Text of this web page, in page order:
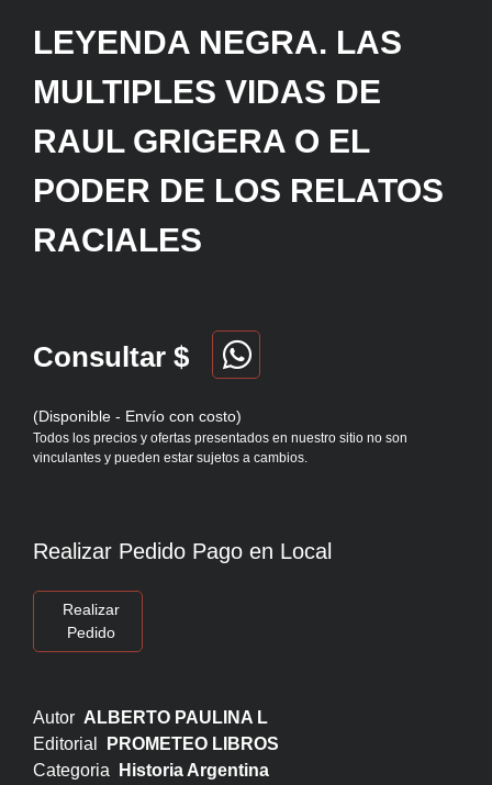
LEYENDA NEGRA. LAS
MULTIPLES VIDAS DE
RAUL GRIGERA O EL
PODER DE LOS RELATOS
RACIALES
Consultar $
(Disponible - Envío con costo)
Todos los precios y ofertas presentados en nuestro sitio no son
vinculantes y pueden estar sujetos a cambios.
Realizar Pedido Pago en Local
Realizar
Pedido
Autor ALBERTO PAULINA L
Editorial
PROMETEO LIBROS
Categoria
Historia Argentina